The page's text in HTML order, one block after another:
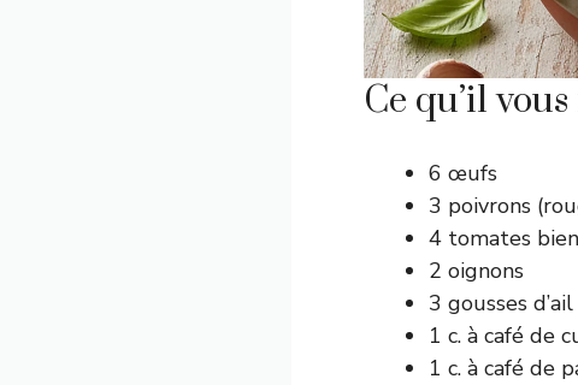
Ce qu’il
6 œufs
3 poivrons
4 tomates
2 oignons
3 gousses d’ail
1 c. à café de
1 c. à café de